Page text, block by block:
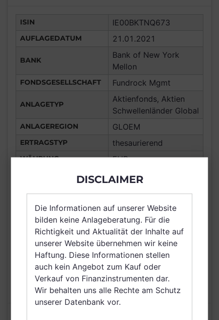
ISIN IE00BKTNQ673
AUFLAGEDATUM 21.01.2021
BANK
Bank of New York
Mellon
FONDSGESELLSCHAFT Fundrock Mgmt
ANLAGETYP
Aktienfonds, Aktien
Schwellenländer Global
ANLAGEREGION GLOEM
ERTRAGSTYP thesaurierend
WÄHRUNG EUR
VERTRIEBSZULASSUNG
Deutschland, Spanien,
Großbritannien und
Nordirland, Österreich,
Schweiz, Schweden,
Irland, Singapur
AUSGABEAUFSCHLAG 5,00%
MAX. LAUFENDE
KOSTEN
N/A
DISCLAIMER
Die Informationen auf unserer Website
bilden keine Anlageberatung. Für die
Richtigkeit und Aktualität der Inhalte auf
unserer Website übernehmen wir keine
Haftung. Diese Informationen stellen
auch kein Angebot zum Kauf oder
Verkauf von Finanzinstrumenten dar.
Wir behalten uns alle Rechte am Schutz
unserer Datenbank vor.